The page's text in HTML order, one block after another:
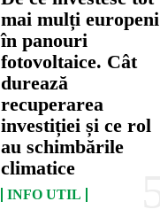
mai mulți europeni
în panouri
fotovoltaice. Cât
durează
recuperarea
investiției și ce rol
au schimbările
climatice
INFO UTIL